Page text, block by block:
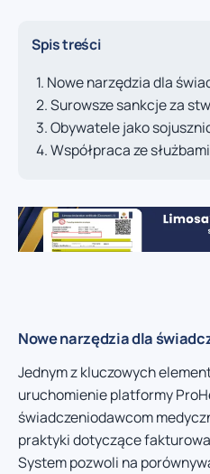
Spis treści
Nowe narzędzia dla
Surowsze sankcje za
Obywatele jako
Współpraca ze
Nowe narzędzia dla
Jednym z kluczowych
uruchomienie platformy
świadczeniodawcom
praktyki dotyczące
System pozwoli na